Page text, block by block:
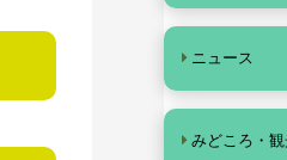
ニュース
みどころ・観